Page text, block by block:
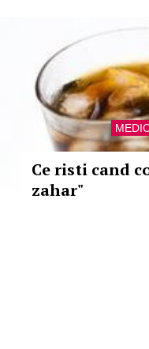
Ce risti cand
zahar"